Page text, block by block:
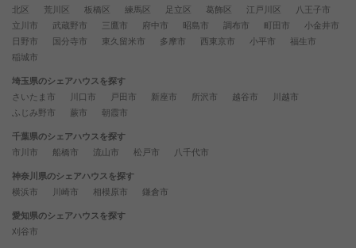
北区
荒川区 板橋区 練馬区 足立区 葛飾区 江戸川区
八王子市
立川市
武蔵野市 三鷹市 府中市 昭島市 調布市 町田市
小金井市
日野市
国分寺市 東久留米市 多摩市 西東京市 小平市
福生市
稲城市
埼玉県のシェアハウスを探す
さいたま市
川口市 戸田市 新座市 所沢市 越谷市
川越市
ふじみ野市
蕨市 朝霞市
千葉県のシェアハウスを探す
市川市
船橋市 流山市 松戸市 八千代市
神奈川県のシェアハウスを探す
横浜市
川崎市 相模原市 鎌倉市
愛知県のシェアハウスを探す
刈谷市